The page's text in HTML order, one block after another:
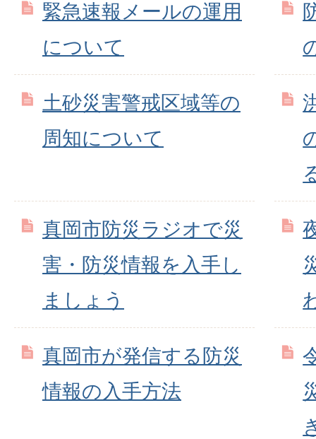
緊急速報メールの運用
について
土砂災害警戒区域等の
周知について
真岡市防災ラジオで災
害・防災情報を入手し
ましょう
真岡市が発信する防災
情報の入手方法